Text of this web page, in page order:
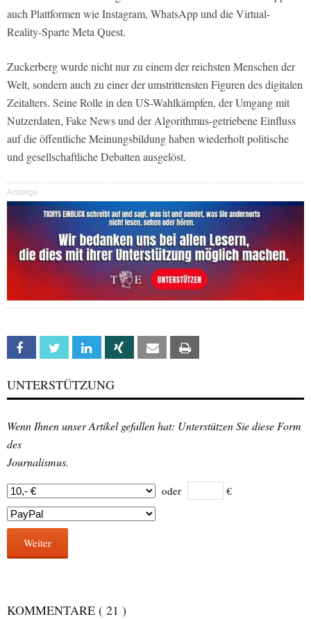
auch Plattformen wie Instagram, WhatsApp und die Virtual-
Reality-Sparte Meta Quest.
Zuckerberg wurde nicht nur zu einem der reichsten Menschen der
Welt, sondern auch zu einer der umstrittensten Figuren des digitalen
Zeitalters. Seine Rolle in den US-Wahlkämpfen, der Umgang mit
Nutzerdaten, Fake News und der Algorithmus-getriebene Einfluss
auf die öffentliche Meinungsbildung haben wiederholt politische
und gesellschaftliche Debatten ausgelöst.
Anzeige
Facebook Twitter Linkedin Xing Email
UNTERSTÜTZUNG
Wenn Ihnen unser Artikel gefallen hat: Unterstützen Sie diese Form
des
Journalismus.
oder €
Weiter
KOMMENTARE ( 21 )